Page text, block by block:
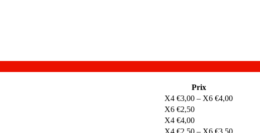
Prix
X4 €3,00 – X6 €4,00
X6 €2,50
X4 €4,00
X4 €2,50 – X6 €3,50